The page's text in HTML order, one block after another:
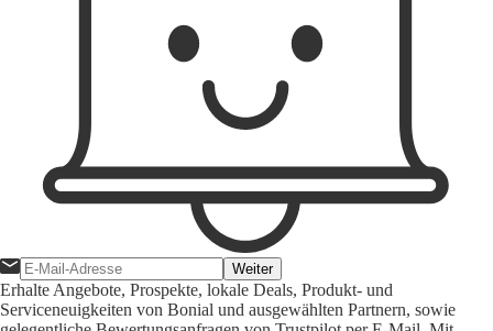
Weiter
Erhalte Angebote, Prospekte, lokale Deals, Produkt- und
Serviceneuigkeiten von Bonial und ausgewählten Partnern, sowie